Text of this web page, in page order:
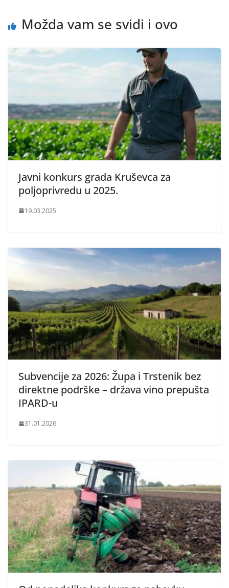
Možda vam se svidi i ovo
Javni konkurs grada Kruševca za
poljoprivredu u 2025.
19.03.2025.
Subvencije za 2026: Župa i Trstenik bez
direktne podrške – država vino prepušta
IPARD-u
31.01.2026.